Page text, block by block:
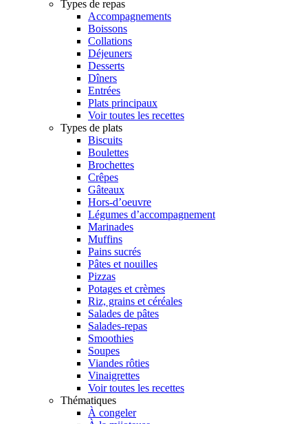
Types de repas
Accompagnements
Boissons
Collations
Déjeuners
Desserts
Dîners
Entrées
Plats principaux
Voir toutes les recettes
Types de plats
Biscuits
Boulettes
Brochettes
Crêpes
Gâteaux
Hors-d’oeuvre
Légumes d’accompagnement
Marinades
Muffins
Pains sucrés
Pâtes et nouilles
Pizzas
Potages et crèmes
Riz, grains et céréales
Salades de pâtes
Salades-repas
Smoothies
Soupes
Viandes rôties
Vinaigrettes
Voir toutes les recettes
Thématiques
À congeler